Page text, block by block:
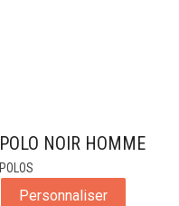
POLO NOIR HOMME
POLOS
Personnaliser